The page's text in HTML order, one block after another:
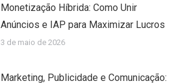
Monetização Híbrida: Como Unir
Anúncios e IAP para Maximizar Lucros
3 de maio de 2026
Marketing, Publicidade e Comunicação: